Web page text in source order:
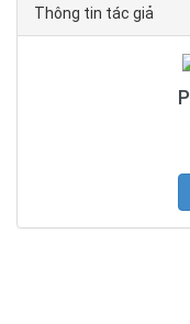
Thông tin tác giả